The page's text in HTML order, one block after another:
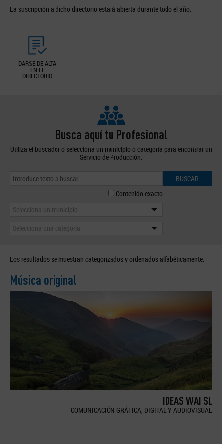
La suscripción a dicho directorio estará abierta durante todo el año.
DARSE DE ALTA
EN EL
DIRECTORIO
Busca aquí tu Profesional
Utiliza el buscador o selecciona un municipio o categoría para encontrar un
Servicio de Producción.
BUSCAR
Contenido exacto
Selecciona un municipio
Selecciona una categoría
Los resultados se muestran categorizados y ordenados alfabéticamente.
Música original
IDEAS WAI SL
COMUNICACIÓN GRÁFICA, DIGITAL Y AUDIOVISUAL